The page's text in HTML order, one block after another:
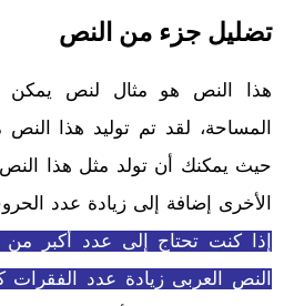
تضليل جزء من النص
هذا النص هو مثال لنص
المساحة، لقد تم توليد هذا
حيث يمكنك أن تولد مثل هذا
الأخرى إضافة إلى زيادة عدد
إذا كنت تحتاج إلى عدد أكبر من
النص العربى زيادة عدد الفقرات